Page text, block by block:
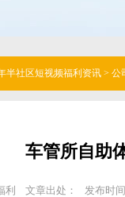
半社区短视频福利资讯 > 公
车管所自助
利 文章出处： 发布时间